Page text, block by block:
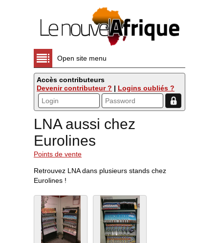
Open site menu
Accès contributeurs
Devenir contributeur ? | Logins oubliés ?
LNA aussi chez
Eurolines
Points de vente
Retrouvez LNA dans plusieurs stands chez
Eurolines !